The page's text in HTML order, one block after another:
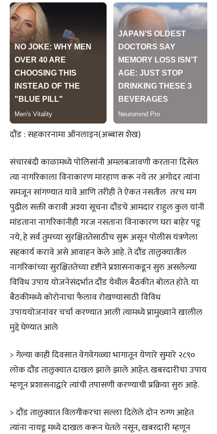
दौंड : सहकारनामा ऑनलाइन(अब्बास शेख)
संचारबंदी काळामध्ये पोलिसांनी अमलबजावणी करताना दिसेल
त्या नागरिकाला विनाकारण मारहाण करू नये तर अगोदर त्यांना
समजून सांगण्यात यावे आणि तरीही ते ऐकत नसतील तरच मग
पुढील सक्ती करावी अश्या सूचना दौंडचे आमदार राहुल कुल यांनी
मांडताना नागरिकांनीही गरज नसताना विनाकारण घरा बाहेर पडू
नये, हे सर्व तुमच्या सुरक्षिततेसाठीच सुरू असून पोलीस यंत्रणेला
सहकार्य करावे असे आवाहन केले आहे. ते दौंड तालुक्यातील
नागरिकांच्या सुरक्षिततेच्या दृष्टीने प्रशासनाकडून सुरु असलेल्या
विविध उपाय योजनेसंदर्भात दौंड येथील बैठकीत बोलत होते. या
बैठकीमध्ये कोरोनाचा फैलाव रोखण्यासाठी विविध
उपाययोजनांवर चर्चा करण्यात आली त्यामध्ये प्रामुख्याने खालील
मुद्दे घेण्यात आले
> गेल्या काही दिवसात वेगवेगळ्या भागातून येणारे सुमारे २८९०
लोक दौंड तालुक्यात दाखल झाले झाले आहेत. खबरदारीचा उपाय
म्हणून प्रशासनाद्वारे त्यांची तपासणी करण्याची प्रक्रिया सुरु आहे.
> दौंड तालुक्यात विलगीकरचा सल्ला दिलेले दोन रुग्ण आहेत
त्यांना नायडू मध्ये दाखल करून घेतले नसून, खबरदारी म्हणून